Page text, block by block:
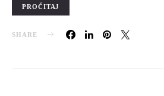
PROČITAJ
SHARE